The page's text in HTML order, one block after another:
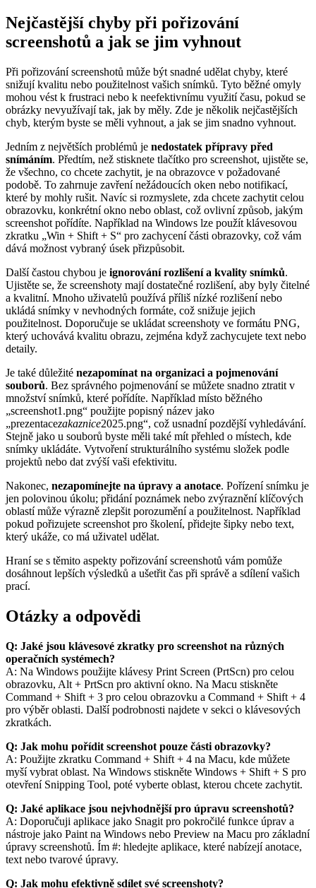
Nejčastější chyby při pořizování
screenshotů a jak se jim vyhnout
Při pořizování screenshotů může být snadné udělat chyby, které
snižují kvalitu nebo použitelnost vašich snímků. Tyto běžné omyly
mohou vést k frustraci nebo k neefektivnímu využití času, pokud se
obrázky nevyužívají tak, jak by měly. Zde je několik nejčastějších
chyb, kterým byste se měli vyhnout, a jak se jim snadno vyhnout.
Jedním z největších problémů je nedostatek přípravy před
snímáním. Předtím, než stisknete tlačítko pro screenshot, ujistěte se,
že všechno, co chcete zachytit, je na obrazovce v požadované
podobě. To zahrnuje zavření nežádoucích oken nebo notifikací,
které by mohly rušit. Navíc si rozmyslete, zda chcete zachytit celou
obrazovku, konkrétní okno nebo oblast, což ovlivní způsob, jakým
screenshot pořídíte. Například na Windows lze použít klávesovou
zkratku „Win + Shift + S“ pro zachycení části obrazovky, což vám
dává možnost vybraný úsek přizpůsobit.
Další častou chybou je ignorování rozlišení a kvality snímků.
Ujistěte se, že screenshoty mají dostatečné rozlišení, aby byly čitelné
a kvalitní. Mnoho uživatelů používá příliš nízké rozlišení nebo
ukládá snímky v nevhodných formáte, což snižuje jejich
použitelnost. Doporučuje se ukládat screenshoty ve formátu PNG,
který uchovává kvalitu obrazu, zejména když zachycujete text nebo
detaily.
Je také důležité nezapomínat na organizaci a pojmenování
souborů. Bez správného pojmenování se můžete snadno ztratit v
množství snímků, které pořídíte. Například místo běžného
„screenshot1.png“ použijte popisný název jako
„prezentacezakaznice2025.png“, což usnadní pozdější vyhledávání.
Stejně jako u souborů byste měli také mít přehled o místech, kde
snímky ukládáte. Vytvoření strukturálního systému složek podle
projektů nebo dat zvýší vaši efektivitu.
Nakonec, nezapomínejte na úpravy a anotace. Pořízení snímku je
jen polovinou úkolu; přidání poznámek nebo zvýraznění klíčových
oblastí může výrazně zlepšit porozumění a použitelnost. Například
pokud pořizujete screenshot pro školení, přidejte šipky nebo text,
který ukáže, co má uživatel udělat.
Hraní se s těmito aspekty pořizování screenshotů vám pomůže
dosáhnout lepších výsledků a ušetřit čas při správě a sdílení vašich
prací.
Otázky a odpovědi
Q: Jaké jsou klávesové zkratky pro screenshot na různých
operačních systémech?
A: Na Windows použijte klávesy Print Screen (PrtScn) pro celou
obrazovku, Alt + PrtScn pro aktivní okno. Na Macu stiskněte
Command + Shift + 3 pro celou obrazovku a Command + Shift + 4
pro výběr oblasti. Další podrobnosti najdete v sekci o klávesových
zkratkách.
Q: Jak mohu pořídit screenshot pouze části obrazovky?
A: Použijte zkratku Command + Shift + 4 na Macu, kde můžete
myší vybrat oblast. Na Windows stiskněte Windows + Shift + S pro
otevření Snipping Tool, poté vyberte oblast, kterou chcete zachytit.
Q: Jaké aplikace jsou nejvhodnější pro úpravu screenshotů?
A: Doporučuji aplikace jako Snagit pro pokročilé funkce úprav a
nástroje jako Paint na Windows nebo Preview na Macu pro základní
úpravy screenshotů. Ím #: hledejte aplikace, které nabízejí anotace,
text nebo tvarové úpravy.
Q: Jak mohu efektivně sdílet své screenshoty?